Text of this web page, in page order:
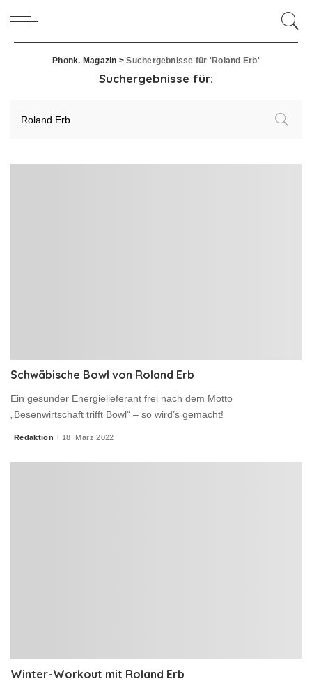
Phonk. Magazin >Suchergebnisse für 'Roland Erb'
Suchergebnisse für:
Schwäbische Bowl von Roland Erb
Ein gesunder Energielieferant frei nach dem Motto
„Besenwirtschaft trifft Bowl“ – so wird’s gemacht!
Posted
Redaktion 18. März 2022
Winter-Workout mit Roland Erb